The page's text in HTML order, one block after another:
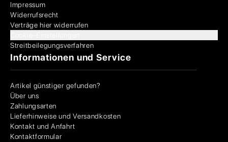
Impressum
Widerrufsrecht
Verträge hier widerrufen
Streitbeilegungsverfahren
Informationen und Service
Artikel günstiger gefunden?
Über uns
Zahlungsarten
Lieferhinweise und Versandkosten
Kontakt und Anfahrt
Kontaktformular